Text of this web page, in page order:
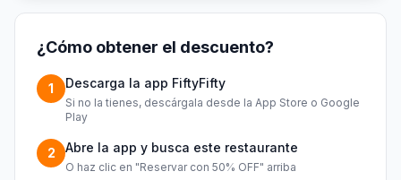
¿Cómo obtener el descuento?
1 Descarga la app FiftyFifty
Si no la tienes, descárgala desde la App Store o Google
Play
2 Abre la app y busca este restaurante
O haz clic en "Reservar con 50% OFF" arriba